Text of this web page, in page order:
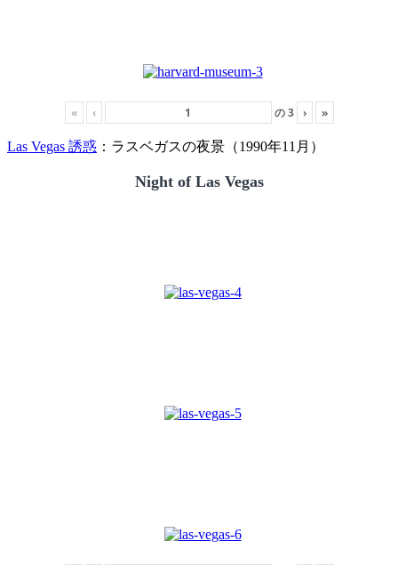
« ‹ の3 › »
Las Vegas 誘惑 ：ラスベガスの夜景（1990年11月）
Night of Las Vegas